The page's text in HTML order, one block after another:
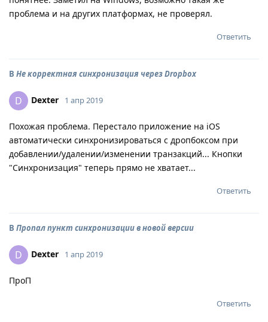
проблема и на других платформах, не проверял.
Ответить
В Не корректная синхронизация через Dropbox
D Dexter 1 апр 2019
Похожая проблема. Перестало приложение на iOS
автоматически синхронизироваться с дропбоксом при
добавлении/удалении/изменении транзакций... Кнопки
"Синхронизация" теперь прямо не хватает...
Ответить
В Пропал пункт синхронизации в новой версии
D Dexter 1 апр 2019
ПроП
Ответить